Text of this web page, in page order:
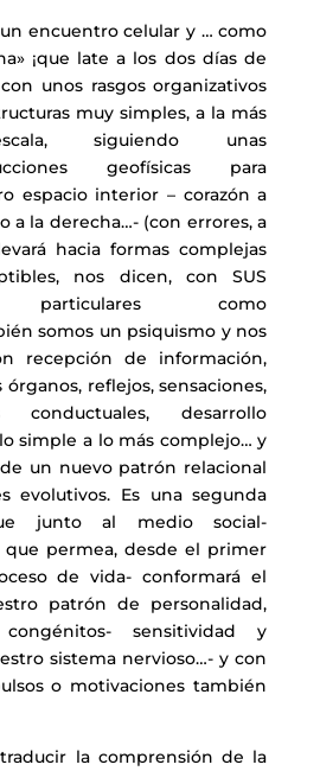
un encuentro celular y … como
¡que late a los dos días de
unos rasgos organizativos
muy simples, a la más
siguiendo unas
geofísicas para
espacio interior – corazón a
a la derecha…- (con errores, a
hacia formas complejas
nos dicen, con SUS
particulares como
somos un psiquismo y nos
recepción de información,
reflejos, sensaciones,
conductuales, desarrollo
simple a lo más complejo… y
un nuevo patrón relacional
evolutivos. Es una segunda
junto al medio social-
permea, desde el primer
de vida- conformará el
patrón de personalidad,
sensitividad y
sistema nervioso…- y con
o motivaciones también
la comprensión de la